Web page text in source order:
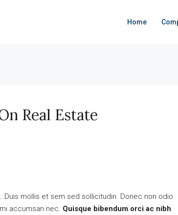
Home
Real Estate
mollis et sem sed sollicitudin. Donec non odio
accumsan nec. Quisque bibendum orci ac nibh